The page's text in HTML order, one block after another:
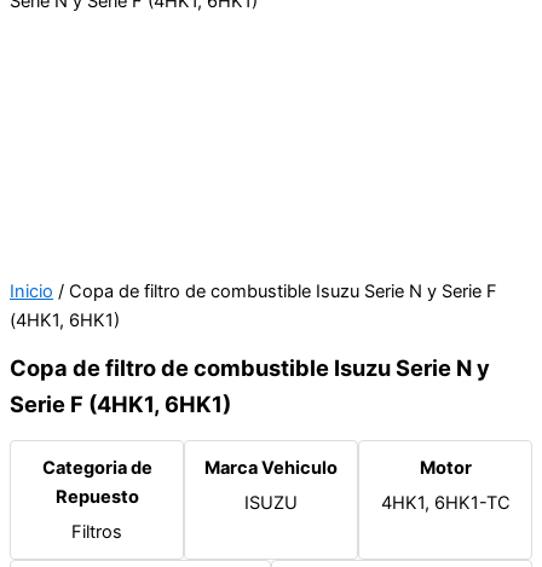
Inicio / Copa de filtro de combustible Isuzu Serie N y Serie F
(4HK1, 6HK1)
Copa de filtro de combustible Isuzu Serie N y
Serie F (4HK1, 6HK1)
Categoria de
Repuesto
Filtros
Marca Vehiculo
ISUZU
Motor
4HK1, 6HK1-TC